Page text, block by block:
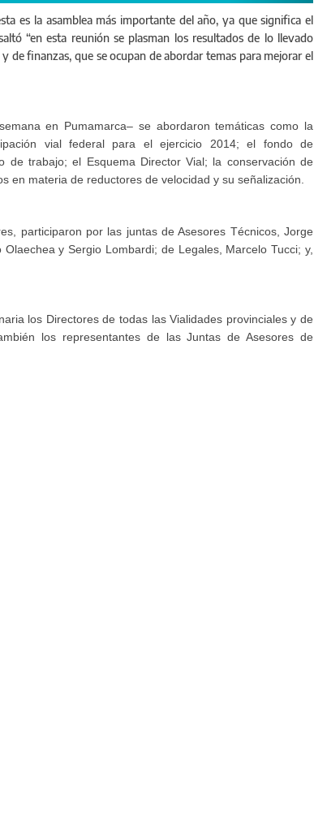
es la asamblea más importante del año, ya que significa el
“en esta reunión se plasman los resultados de lo llevado
de finanzas, que se ocupan de abordar temas para mejorar el
en Pumamarca– se abordaron temáticas como la
vial federal para el ejercicio 2014; el fondo de
de trabajo; el Esquema Director Vial; la conservación de
en materia de reductores de velocidad y su señalización.
participaron por las juntas de Asesores Técnicos, Jorge
y Sergio Lombardi; de Legales, Marcelo Tucci; y,
los Directores de todas las Vialidades provinciales y de
los representantes de las Juntas de Asesores de